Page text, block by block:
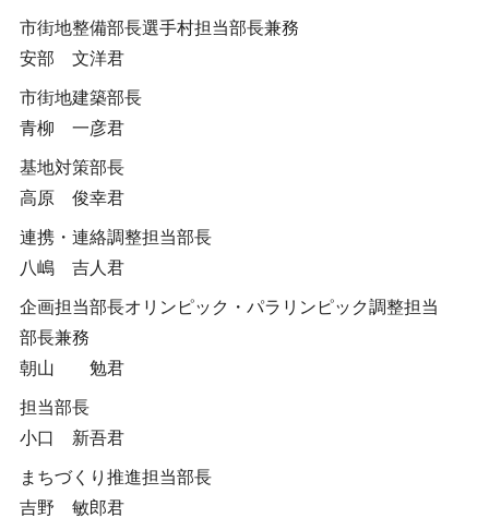
市街地整備部長選手村担当部長兼務
安部 文洋君
市街地建築部長
青柳 一彦君
基地対策部長
高原 俊幸君
連携・連絡調整担当部長
八嶋 吉人君
企画担当部長オリンピック・パラリンピック調整担当
部長兼務
朝山 勉君
担当部長
小口 新吾君
まちづくり推進担当部長
吉野 敏郎君